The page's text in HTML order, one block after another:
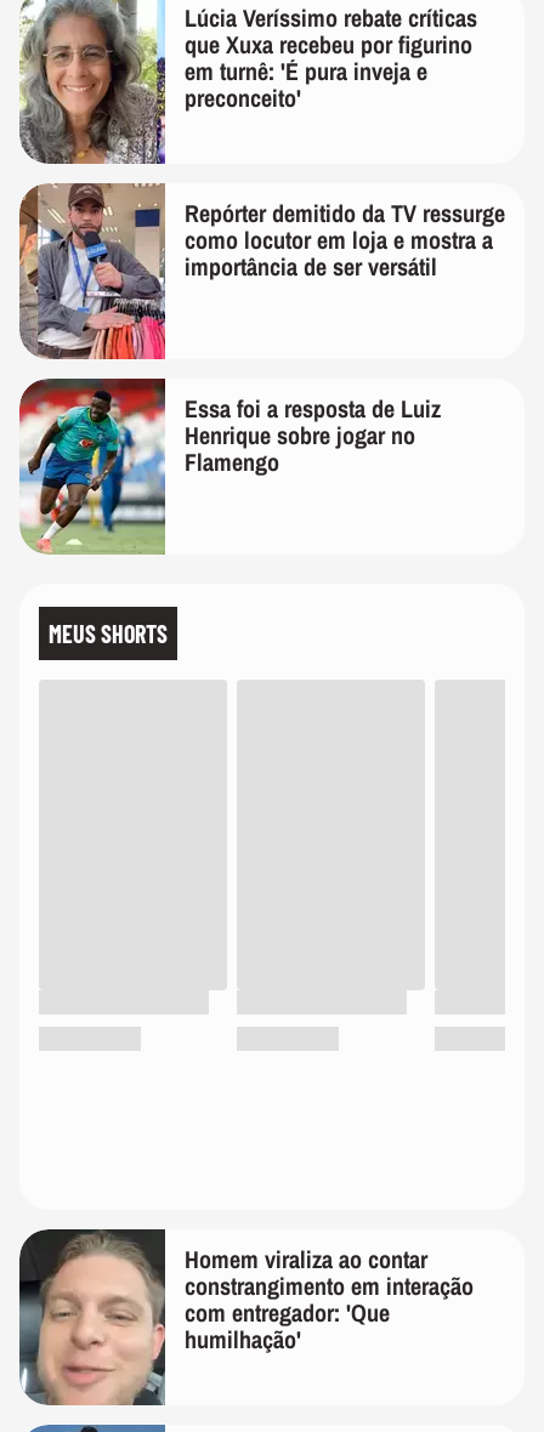
Lúcia Veríssimo rebate críticas
que Xuxa recebeu por figurino
em turnê: 'É pura inveja e
preconceito'
Repórter demitido da TV ressurge
como locutor em loja e mostra a
importância de ser versátil
Essa foi a resposta de Luiz
Henrique sobre jogar no
Flamengo
MEUS SHORTS
Homem viraliza ao contar
constrangimento em interação
com entregador: 'Que
humilhação'